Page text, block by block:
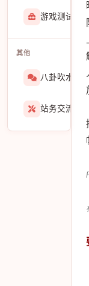
游戏测试与
其他
八卦吹水 1565
站务交流